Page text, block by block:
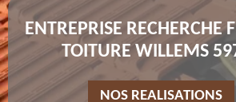
ENTREPRISE RECHERCHE
TOITURE WILLEMS
NOS REALISATIONS